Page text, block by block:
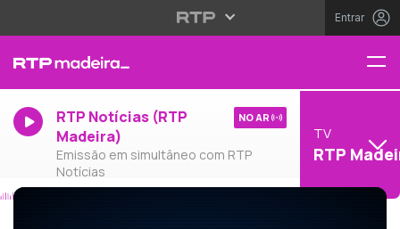
Entrar
RTP Notícias (RTP
Madeira)
Emissão em simultâneo com RTP
Notícias
NO AR
TV
RTP